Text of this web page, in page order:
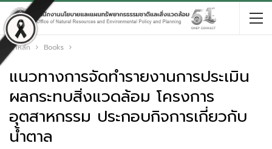
หน้าหลัก Books
แนวทางการจัดทำรายงานการประเมิน
ผลกระทบสิ่งแวดล้อม โครงการ
อุตสาหกรรม ประกอบกิจการเกี่ยวกับ
น้ำตาล